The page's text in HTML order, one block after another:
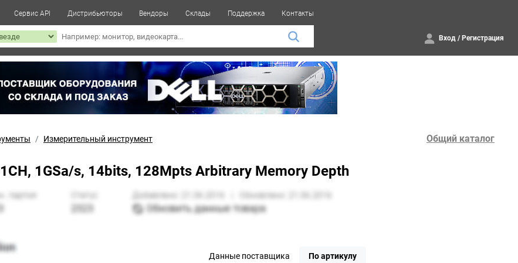
Сервис API Дистрибьюторы Вендоры Склады Поддержка Контакты
Вход / Регистрация
Измерительный инструмент Общий каталог
1GSa/s, 14bits, 128Mpts Arbitrary Memory Depth
Данные поставщика По артикулу